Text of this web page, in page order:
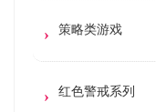
策略类游戏
红色警戒系列